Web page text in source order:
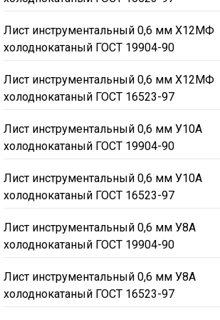
80x700-800х3010 8x1500х1570 8x1500х1970
1400 1600 1800
4.8 9ХС У10А У8А ХВГ 12Х1МФ
Р9М4К8
Лист инструментальный 0,6 мм Х12МФ
холоднокатаный ГОСТ 19904-90
Лист инструментальный 0,6 мм Х12МФ
холоднокатаный ГОСТ 16523-97
Лист инструментальный 0,6 мм У10А
холоднокатаный ГОСТ 19904-90
Лист инструментальный 0,6 мм У10А
холоднокатаный ГОСТ 16523-97
Лист инструментальный 0,6 мм У8А
холоднокатаный ГОСТ 19904-90
Лист инструментальный 0,6 мм У8А
холоднокатаный ГОСТ 16523-97